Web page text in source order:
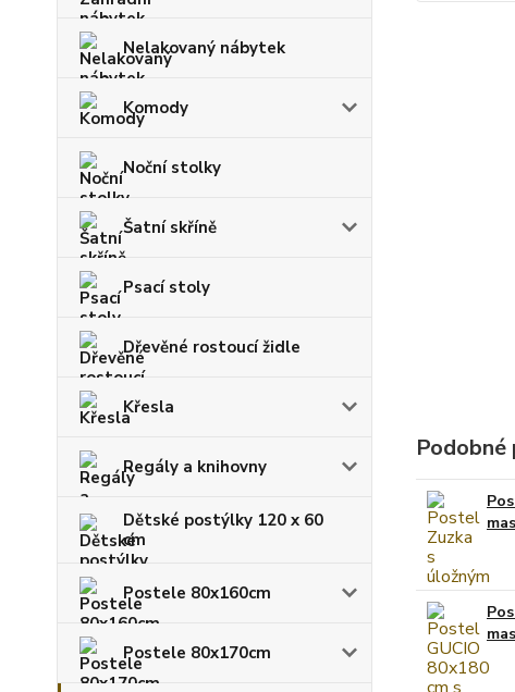
Nelakovaný nábytek
Komody
Noční stolky
Šatní skříně
Psací stoly
Dřevěné rostoucí židle
Křesla
Regály a knihovny
Dětské postýlky 120 x 60
cm
Postele 80x160cm
Postele 80x170cm